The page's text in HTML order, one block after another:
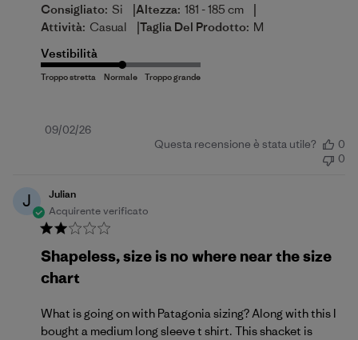
Consigliato: Si |Altezza: 181 - 185 cm |
Attività: Casual |Taglia Del Prodotto: M
Vestibilità
Data
09/02/26
Questa recensione è stata utile?
0
0
J
Julian
Acquirente verificato
Shapeless, size is no where near the size
chart
What is going on with Patagonia sizing? Along with this I
bought a medium long sleeve t shirt. This shacket is